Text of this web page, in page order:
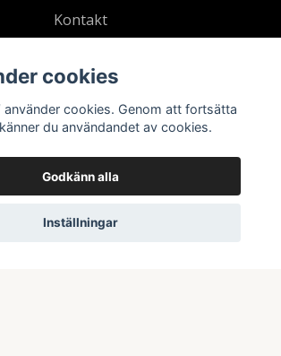
Kontakt
& Integritetspolicy
Aktuella Events
Blogg
cookies
använder cookies. Genom att fortsätta
du användandet av cookies.
Godkänn alla
Inställningar